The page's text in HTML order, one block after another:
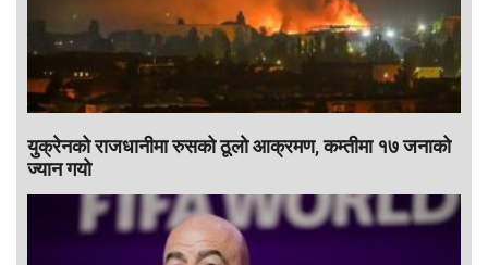
युक्रेनको राजधानीमा रुसको ठूलाे आक्रमण, कम्तीमा १७ जनाको
ज्यान गयो